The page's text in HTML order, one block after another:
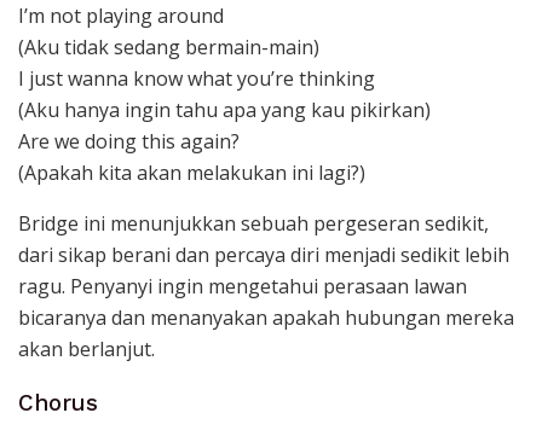
I’m not playing around
(Aku tidak sedang bermain-main)
I just wanna know what you’re thinking
(Aku hanya ingin tahu apa yang kau pikirkan)
Are we doing this again?
(Apakah kita akan melakukan ini lagi?)
Bridge ini menunjukkan sebuah pergeseran sedikit,
dari sikap berani dan percaya diri menjadi sedikit lebih
ragu. Penyanyi ingin mengetahui perasaan lawan
bicaranya dan menanyakan apakah hubungan mereka
akan berlanjut.
Chorus